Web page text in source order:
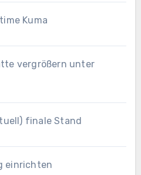
Kuma
vergrößern unter
finale Stand
einrichten